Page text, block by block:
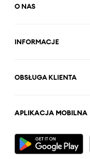
O NAS
INFORMACJE
OBSŁUGA KLIENTA
APLIKACJA MOBILNA